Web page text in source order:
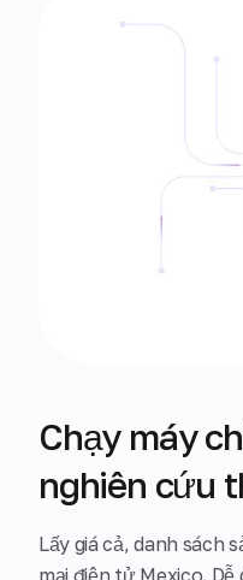
Chạy máy
nghiên cứu
Lấy giá cả, danh sách
mại điện tử Mexico.